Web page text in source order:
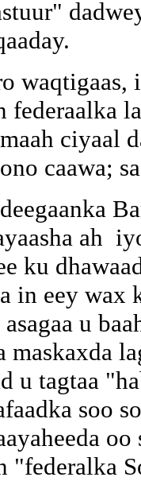
waqtigaas,
federaalka
ciyaal
caawa;
ah
ku
in eey wax
u
maskaxda
u tagtaa
soo
"federalka